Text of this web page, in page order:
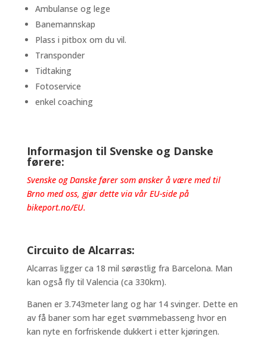
Ambulanse og lege
Banemannskap
Plass i pitbox om du vil.
Transponder
Tidtaking
Fotoservice
enkel coaching
Informasjon til Svenske og Danske
førere:
Svenske og Danske fører som ønsker å være med til
Brno med oss, gjør dette via vår EU-side på
bikeport.no/EU.
Circuito de Alcarras:
Alcarras ligger ca 18 mil sørøstlig fra Barcelona. Man
kan også fly til Valencia (ca 330km).
Banen er 3.743meter lang og har 14 svinger. Dette en
av få baner som har eget svømmebasseng hvor en
kan nyte en forfriskende dukkert i etter kjøringen.